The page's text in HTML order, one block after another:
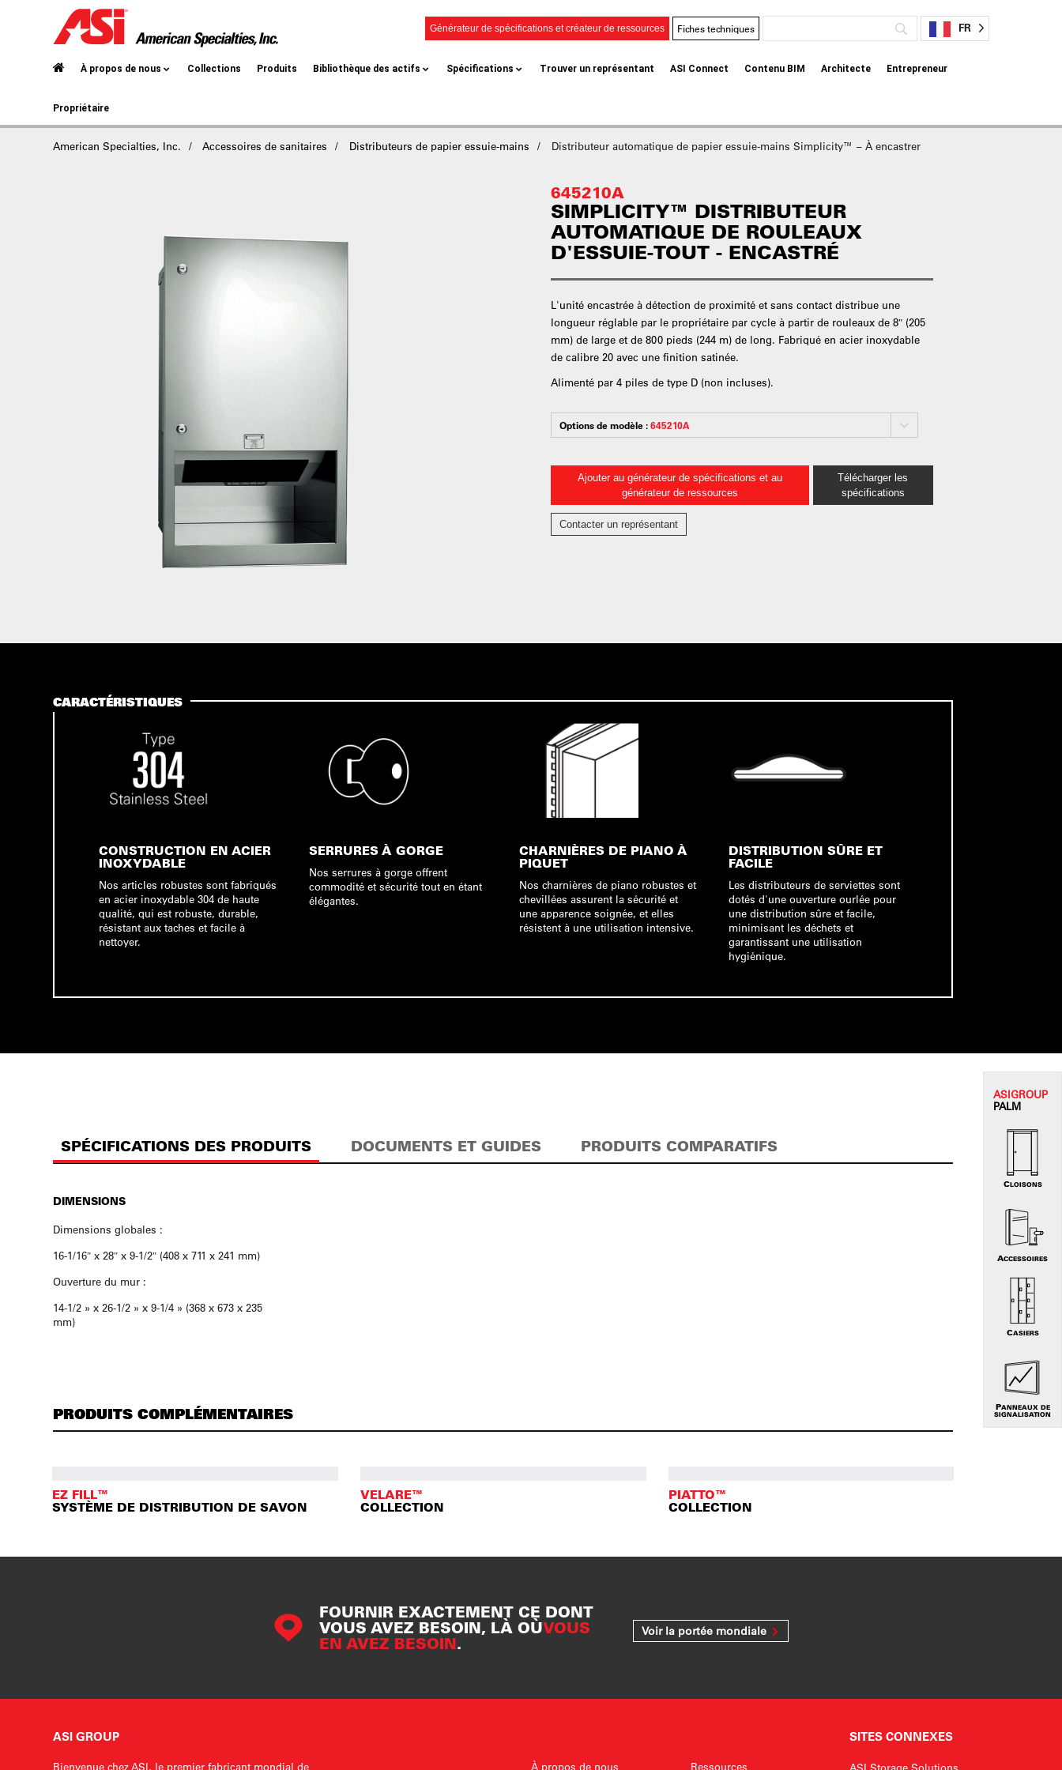
Générateur de spécifications et créateur de ressources Fiches techniques FR
À propos de nous Collections Produits Bibliothèque des actifs Spécifications Trouver un représentant ASI Connect Contenu BIM Architecte Entrepreneur
Propriétaire
American Specialties, Inc. Accessoires de sanitaires Distributeurs de papier essuie-mains Distributeur automatique de papier essuie-mains Simplicity™ – À encastrer
645210A
SIMPLICITY™ DISTRIBUTEUR
AUTOMATIQUE DE ROULEAUX
D'ESSUIE-TOUT - ENCASTRÉ
L'unité encastrée à détection de proximité et sans contact distribue une
longueur réglable par le propriétaire par cycle à partir de rouleaux de 8″ (205
mm) de large et de 800 pieds (244 m) de long. Fabriqué en acier inoxydable
de calibre 20 avec une finition satinée.
Alimenté par 4 piles de type D (non incluses).
Options de modèle :645210A
Ajouter au générateur de spécifications et au
générateur de ressources
Télécharger les
spécifications
Contacter un représentant
CARACTÉRISTIQUES
CONSTRUCTION EN ACIER
INOXYDABLE
Nos articles robustes sont fabriqués
en acier inoxydable 304 de haute
qualité, qui est robuste, durable,
résistant aux taches et facile à
nettoyer.
SERRURES À GORGE
Nos serrures à gorge offrent
commodité et sécurité tout en étant
élégantes.
CHARNIÈRES DE PIANO À
PIQUET
Nos charnières de piano robustes et
chevillées assurent la sécurité et
une apparence soignée, et elles
résistent à une utilisation intensive.
DISTRIBUTION SÛRE ET
FACILE
Les distributeurs de serviettes sont
dotés d'une ouverture ourlée pour
une distribution sûre et facile,
minimisant les déchets et
garantissant une utilisation
hygiénique.
SPÉCIFICATIONS DES PRODUITS DOCUMENTS ET GUIDES PRODUITS COMPARATIFS
DIMENSIONS
Dimensions globales :
16-1/16″ x 28″ x 9-1/2″ (408 x 711 x 241 mm)
Ouverture du mur :
14-1/2 » x 26-1/2 » x 9-1/4 » (368 x 673 x 235
mm)
PRODUITS COMPLÉMENTAIRES
EZ FILL™
SYSTÈME DE DISTRIBUTION DE SAVON
VELARE™
COLLECTION
PIATTO™
COLLECTION
FOURNIR EXACTEMENT CE DONT
VOUS AVEZ BESOIN, LÀ OÙVOUS
EN AVEZ BESOIN.
Voir la portée mondiale
ASIGROUP
PALM
CLOISONS
ACCESSOIRES
CASIERS
PANNEAUX DE
SIGNALISATION
ASI GROUP
Bienvenue chez ASI, le premier fabricant mondial de À propos de nous Ressources
SITES CONNEXES
ASI Storage Solutions